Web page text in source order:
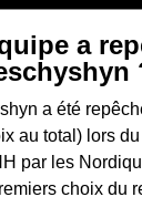
a
a été
au total) lors du
par les
choix du